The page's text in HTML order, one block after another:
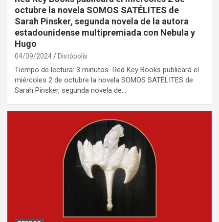
octubre la novela SOMOS SATÉLITES de
Sarah Pinsker, segunda novela de la autora
estadounidense multipremiada con Nebula y
Hugo
04/09/2024 Distópolis
Tiempo de lectura: 3 minutos Red Key Books publicará el
miércoles 2 de octubre la novela SOMOS SATÉLITES de
Sarah Pinsker, segunda novela de…